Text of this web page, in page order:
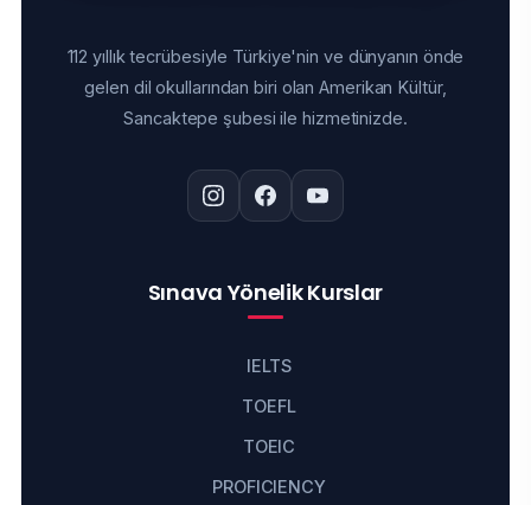
112 yıllık tecrübesiyle Türkiye'nin ve dünyanın önde
gelen dil okullarından biri olan Amerikan Kültür,
Sancaktepe şubesi ile hizmetinizde.
Sınava Yönelik Kurslar
IELTS
TOEFL
TOEIC
PROFICIENCY